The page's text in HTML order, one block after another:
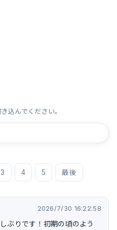
込んでください。
3 4 5 最後
2026/7/30 16:22:58
ぶりです！初期の頃のよう